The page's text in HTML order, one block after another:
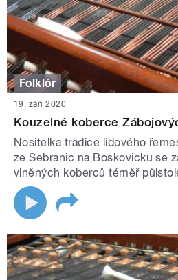
Folklór
19. září 2020
Kouzelné koberce
Nositelka tradice lidového
ze Sebranic na Boskovicku se
vlněných koberců téměř